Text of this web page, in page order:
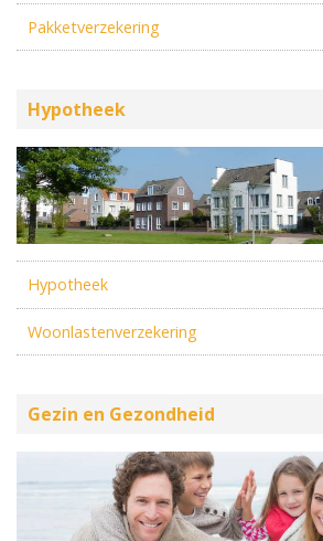
Pakketverzekering
Hypotheek
Hypotheek
Woonlastenverzekering
Gezin en Gezondheid